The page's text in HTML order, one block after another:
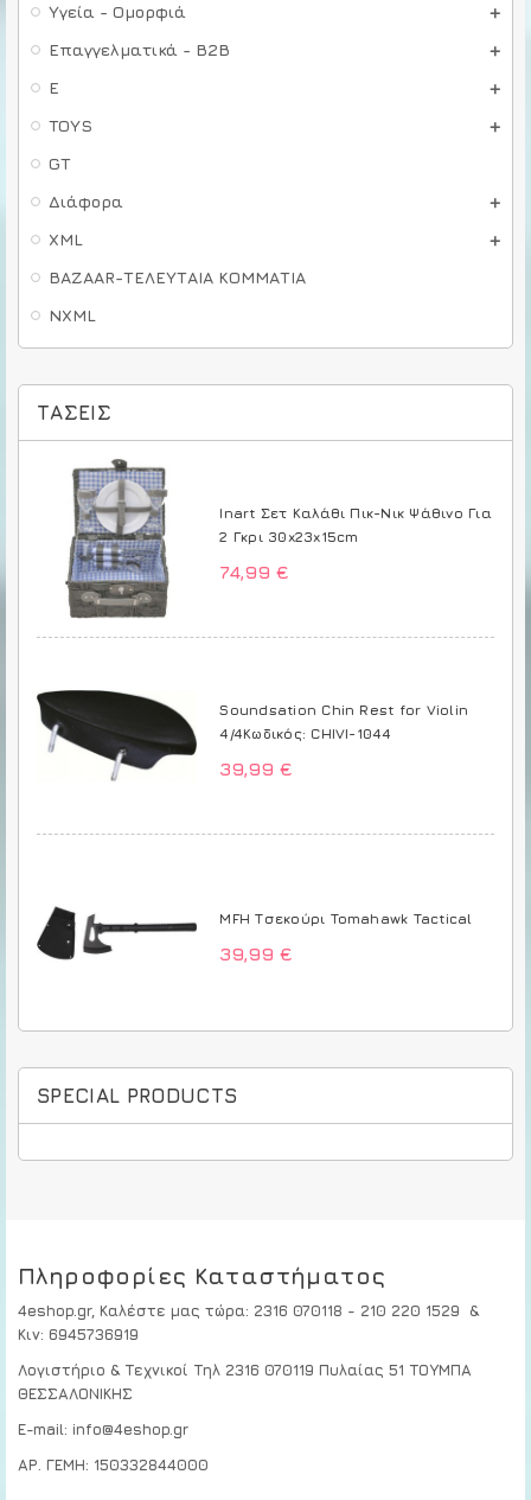
Υγεία - Ομορφιά
Επαγγελματικά - B2B
E
TOYS
GT
Διάφορα
XML
BAZAAR-ΤΕΛΕΥΤΑΙΑ ΚΟΜΜΑΤΙΑ
NXML
ΤΆΣΕΙΣ
Inart Σετ Καλάθι Πικ-Νικ Ψάθινο Για
2 Γκρι 30x23x15cm
74,99 €
Soundsation Chin Rest for Violin
4/4Κωδικός: CHIVI-1044
39,99 €
MFH Τσεκούρι Tomahawk Tactical
39,99 €
SPECIAL PRODUCTS
Πληροφορίες Καταστήματος
4eshop.gr, Καλέστε μας τώρα: 2316 070118 - 210 220 1529
&
Κιν: 6945736919
Λογιστήριο & Τεχνικοί Τηλ 2316 070119 Πυλαίας 51 ΤΟΥΜΠΑ
ΘΕΣΣΑΛΟΝΙΚΗΣ
E-mail: info@4eshop.gr
ΑΡ. ΓΕΜΗ: 150332844000